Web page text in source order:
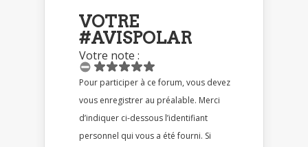
VOTRE
#AVISPOLAR
Votre note :
Pour participer à ce forum, vous devez
vous enregistrer au préalable. Merci
d’indiquer ci-dessous l’identifiant
personnel qui vous a été fourni. Si